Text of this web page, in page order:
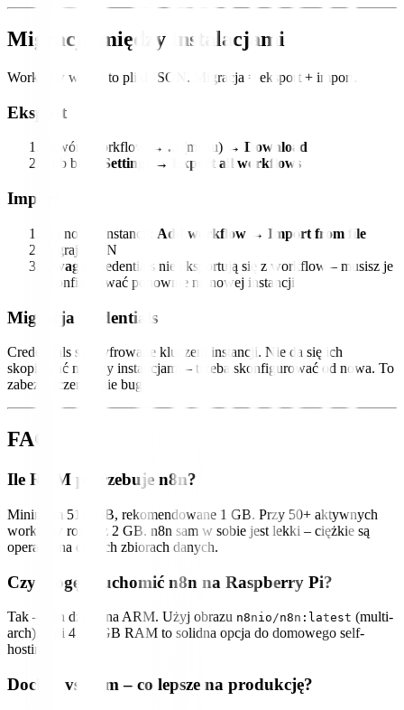
Migracja między instalacjami
Workflow w n8n to pliki JSON. Migracja = eksport + import.
Eksport
Otwórz workflow → ... (menu) → Download
Lub bulk:
Settings → Export all workflows
Import
Na nowej instancji: Add workflow → Import from file
Wgraj JSON
Uwaga:
credentials nie eksportują się z workflow – musisz je
skonfigurować ponownie na nowej instancji
Migracja credentials
Credentials są szyfrowane kluczem instancji. Nie da się ich
skopiować między instancjami – trzeba skonfigurować od nowa. To
zabezpieczenie, nie bug.
FAQ
Ile RAM potrzebuje n8n?
Minimum 512 MB, rekomendowane 1 GB. Przy 50+ aktywnych
workflow rozważ 2 GB. n8n sam w sobie jest lekki – ciężkie są
operacje na dużych zbiorach danych.
Czy mogę uruchomić n8n na Raspberry Pi?
Tak – n8n działa na ARM. Użyj obrazu n8nio/n8n:latest (multi-
arch). RPi 4 z 4 GB RAM to solidna opcja do domowego self-
hostingu.
Docker vs npm – co lepsze na produkcję?